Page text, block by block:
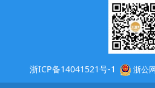
浙ICP备14041521号-1 浙公